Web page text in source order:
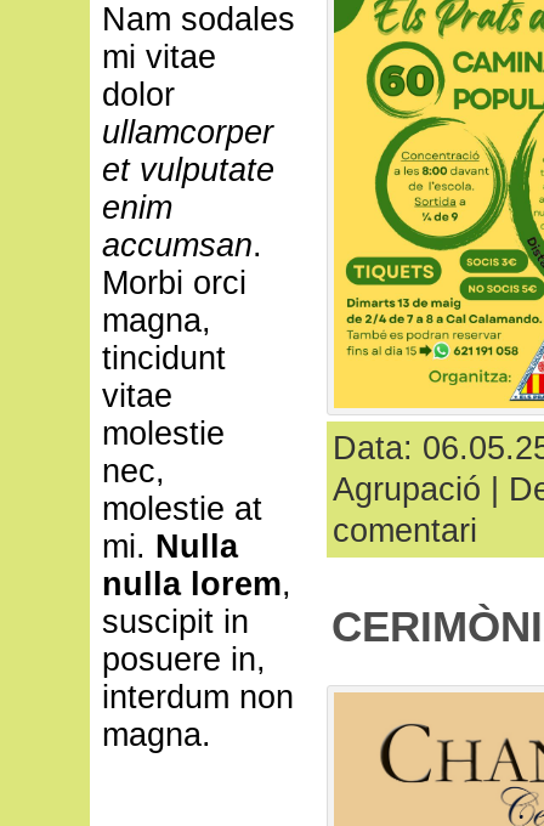
Nam sodales
mi vitae
dolor
ullamcorper
et vulputate
enim
accumsan.
Morbi orci
magna,
tincidunt
vitae
molestie
nec,
molestie at
mi. Nulla
nulla lorem,
suscipit in
posuere in,
interdum non
magna.
Data:
Agrupació
comentari